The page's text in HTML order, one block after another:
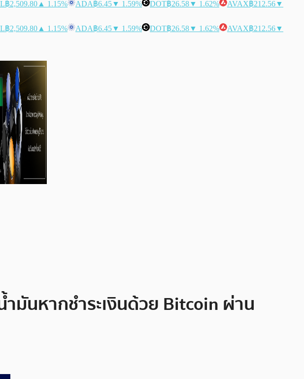
฿2,509.80 ▲ 1.15% ADA฿6.45▼ 1.59% DOT฿26.58▼ 1.62% AVAX฿212.56▼
฿2,509.80 ▲ 1.15% ADA฿6.45▼ 1.59% DOT฿26.58▼ 1.62% AVAX฿212.56▼
มันหากชำระเงินด้วย Bitcoin ผ่าน